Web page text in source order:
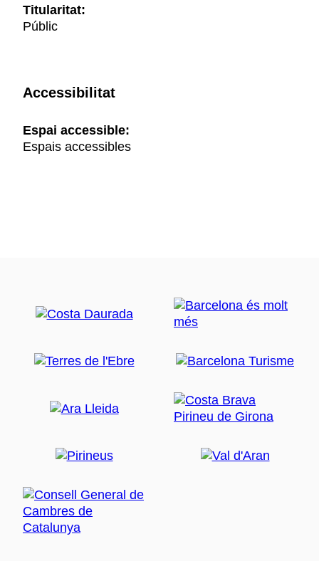
Titularitat:
Públic
Accessibilitat
Espai accessible:
Espais accessibles